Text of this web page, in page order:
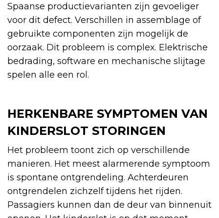
Spaanse productievarianten zijn gevoeliger
voor dit defect. Verschillen in assemblage of
gebruikte componenten zijn mogelijk de
oorzaak. Dit probleem is complex. Elektrische
bedrading, software en mechanische slijtage
spelen alle een rol.
HERKENBARE SYMPTOMEN VAN
KINDERSLOT STORINGEN
Het probleem toont zich op verschillende
manieren. Het meest alarmerende symptoom
is spontane ontgrendeling. Achterdeuren
ontgrendelen zichzelf tijdens het rijden.
Passagiers kunnen dan de deur van binnenuit